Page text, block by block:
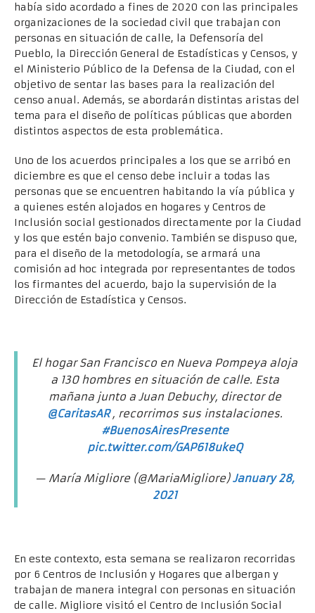
había sido acordado a fines de 2020 con las principales
organizaciones de la sociedad civil que trabajan con
personas en situación de calle, la Defensoría del
Pueblo, la Dirección General de Estadísticas y Censos, y
el Ministerio Público de la Defensa de la Ciudad, con el
objetivo de sentar las bases para la realización del
censo anual. Además, se abordarán distintas aristas del
tema para el diseño de políticas públicas que aborden
distintos aspectos de esta problemática.
Uno de los acuerdos principales a los que se arribó en
diciembre es que el censo debe incluir a todas las
personas que se encuentren habitando la vía pública y
a quienes estén alojados en hogares y Centros de
Inclusión social gestionados directamente por la Ciudad
y los que estén bajo convenio. También se dispuso que,
para el diseño de la metodología, se armará una
comisión ad hoc integrada por representantes de todos
los firmantes del acuerdo, bajo la supervisión de la
Dirección de Estadística y Censos.
El hogar San Francisco en Nueva Pompeya aloja
a 130 hombres en situación de calle. Esta
mañana junto a Juan Debuchy, director de
@CaritasAR, recorrimos sus instalaciones.
#BuenosAiresPresente
pic.twitter.com/GAP618ukeQ
— María Migliore (@MariaMigliore)January 28,
2021
En este contexto, esta semana se realizaron recorridas
por 6 Centros de Inclusión y Hogares que albergan y
trabajan de manera integral con personas en situación
de calle. Migliore visitó el Centro de Inclusión Social